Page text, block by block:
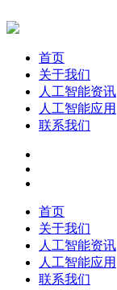
首页
关于我们
人工智能资讯
人工智能应用
联系我们
首页
关于我们
人工智能资讯
人工智能应用
联系我们